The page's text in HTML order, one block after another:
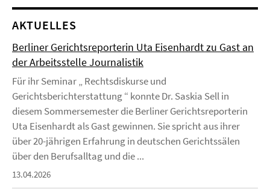
AKTUELLES
Berliner Gerichtsreporterin Uta Eisenhardt zu Gast an
der Arbeitsstelle Journalistik
Für ihr Seminar „ Rechtsdiskurse und
Gerichtsberichterstattung “ konnte Dr. Saskia Sell in
diesem Sommersemester die Berliner Gerichtsreporterin
Uta Eisenhardt als Gast gewinnen. Sie spricht aus ihrer
über 20-jährigen Erfahrung in deutschen Gerichtssälen
über den Berufsalltag und die ...
13.04.2026